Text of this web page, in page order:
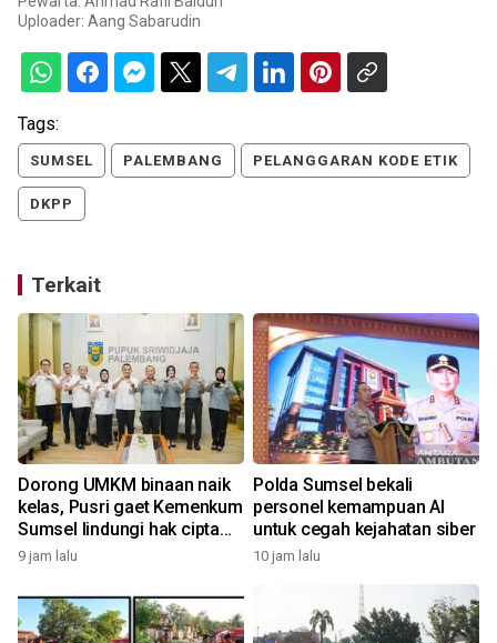
Uploader: Aang Sabarudin
Tags:
SUMSEL PALEMBANG PELANGGARAN KODE ETIK
DKPP
Terkait
Dorong UMKM binaan naik
kelas, Pusri gaet Kemenkum
Sumsel lindungi hak cipta
dan merek
9 jam lalu
Polda Sumsel bekali
personel kemampuan AI
untuk cegah kejahatan siber
10 jam lalu